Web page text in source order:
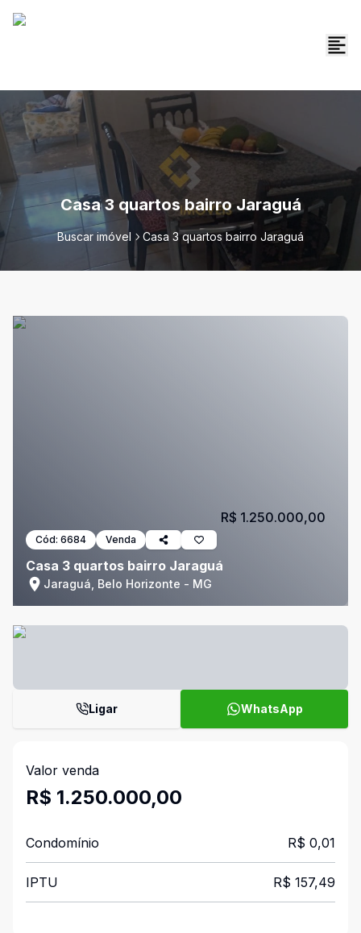
Casa 3 quartos bairro Jaraguá
Buscar imóvel Casa 3 quartos bairro Jaraguá
Cód: 6684 Venda
Casa 3 quartos bairro Jaraguá
Jaraguá, Belo Horizonte - MG
R$ 1.250.000,00
Ligar WhatsApp
Valor venda
R$ 1.250.000,00
Condomínio R$ 0,01
IPTU R$ 157,49